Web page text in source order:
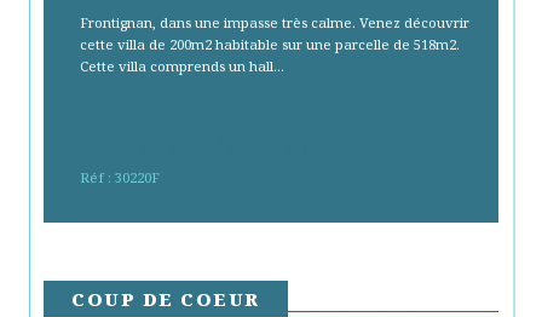
Frontignan, dans une impasse très calme. Venez découvrir
cette villa de 200m2 habitable sur une parcelle de 518m2.
Cette villa comprends un hall...
Réf : 30220F
COUP DE COEUR